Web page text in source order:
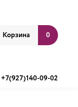
Корзина 0
+7(927)140-09-02